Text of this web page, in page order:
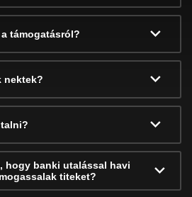
támogatásról?
nektek?
hogy banki utalással havi
titeket?